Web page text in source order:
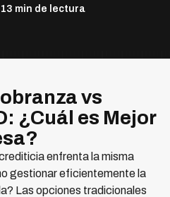
13 min de lectura
vs
¿Cuál es Mejor
enfrenta la misma
gestionar eficientemente la
Las opciones tradicionales